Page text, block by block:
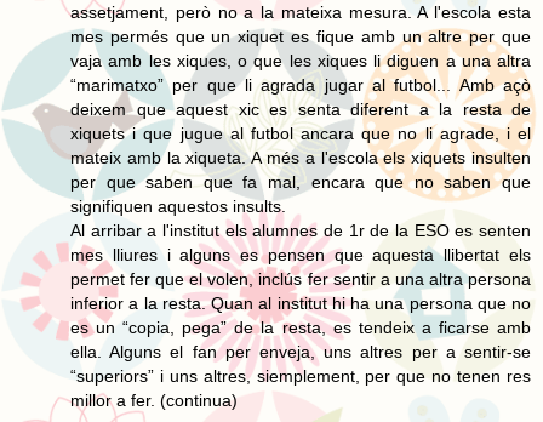
assetjament, però no a la mateixa mesura. A l'escola esta
mes permés que un xiquet es fique amb un altre per que
vaja amb les xiques, o que les xiques li diguen a una altra
“marimatxo” per que li agrada jugar al futbol... Amb açò
deixem que aquest xic es senta diferent a la resta de
xiquets i que jugue al futbol ancara que no li agrade, i el
mateix amb la xiqueta. A més a l'escola els xiquets insulten
per que saben que fa mal, encara que no saben que
signifiquen aquestos insults.
Al arribar a l'institut els alumnes de 1r de la ESO es senten
mes lliures i alguns es pensen que aquesta llibertat els
permet fer que el volen, inclús fer sentir a una altra persona
inferior a la resta. Quan al institut hi ha una persona que no
es un “copia, pega” de la resta, es tendeix a ficarse amb
ella. Alguns el fan per enveja, uns altres per a sentir-se
“superiors” i uns altres, siemplement, per que no tenen res
millor a fer. (continua)